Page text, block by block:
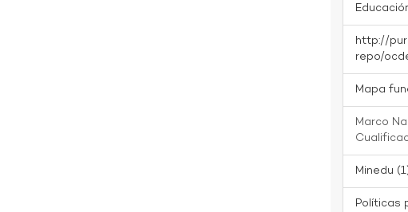
http://
repo/
Mapa
Marco
Minedu
Políticas